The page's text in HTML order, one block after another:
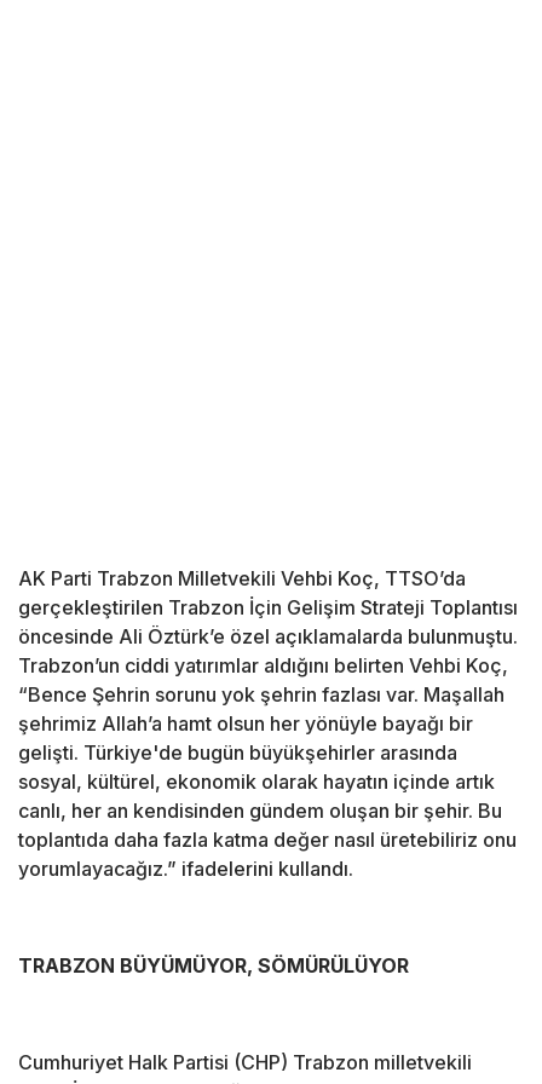
AK Parti Trabzon Milletvekili Vehbi Koç, TTSO’da
gerçekleştirilen Trabzon İçin Gelişim Strateji Toplantısı
öncesinde Ali Öztürk’e özel açıklamalarda bulunmuştu.
Trabzon’un ciddi yatırımlar aldığını belirten Vehbi Koç,
“Bence Şehrin sorunu yok şehrin fazlası var. Maşallah
şehrimiz Allah’a hamt olsun her yönüyle bayağı bir
gelişti. Türkiye'de bugün büyükşehirler arasında
sosyal, kültürel, ekonomik olarak hayatın içinde artık
canlı, her an kendisinden gündem oluşan bir şehir. Bu
toplantıda daha fazla katma değer nasıl üretebiliriz onu
yorumlayacağız.” ifadelerini kullandı.
TRABZON BÜYÜMÜYOR, SÖMÜRÜLÜYOR
Cumhuriyet Halk Partisi (CHP) Trabzon milletvekili